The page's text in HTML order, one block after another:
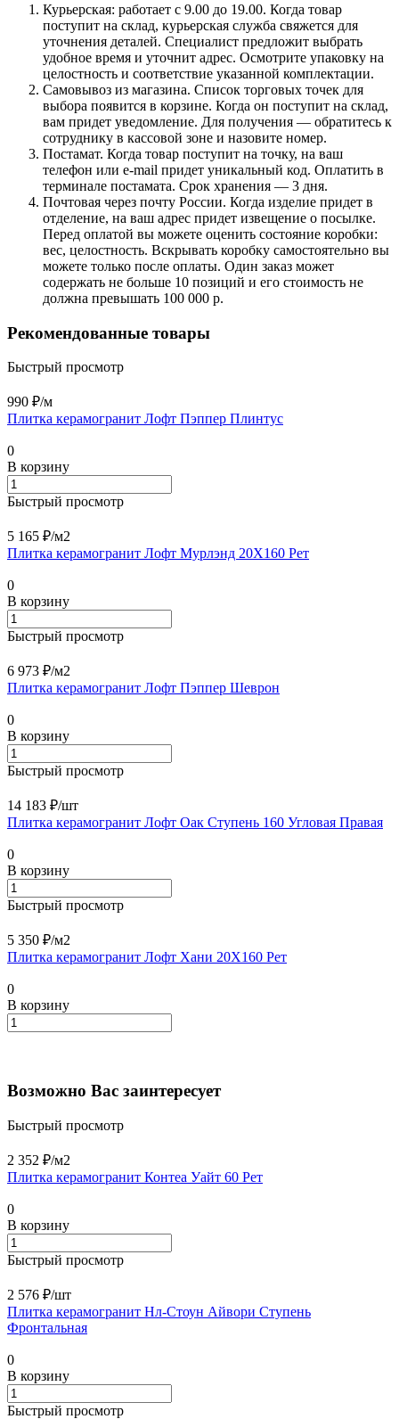
Курьерская: работает с 9.00 до 19.00. Когда товар
поступит на склад, курьерская служба свяжется для
уточнения деталей. Специалист предложит выбрать
удобное время и уточнит адрес. Осмотрите упаковку на
целостность и соответствие указанной комплектации.
Самовывоз из магазина. Список торговых точек для
выбора появится в корзине. Когда он поступит на склад,
вам придет уведомление. Для получения — обратитесь к
сотруднику в кассовой зоне и назовите номер.
Постамат. Когда товар поступит на точку, на ваш
телефон или e-mail придет уникальный код. Оплатить в
терминале постамата. Срок хранения — 3 дня.
Почтовая через почту России. Когда изделие придет в
отделение, на ваш адрес придет извещение о посылке.
Перед оплатой вы можете оценить состояние коробки:
вес, целостность. Вскрывать коробку самостоятельно вы
можете только после оплаты. Один заказ может
содержать не больше 10 позиций и его стоимость не
должна превышать 100 000 р.
Рекомендованные товары
Быстрый просмотр
990 ₽/м
Плитка керамогранит Лофт Пэппер Плинтус
0
В корзину
Быстрый просмотр
5 165 ₽/м2
Плитка керамогранит Лофт Мурлэнд 20X160 Рет
0
В корзину
Быстрый просмотр
6 973 ₽/м2
Плитка керамогранит Лофт Пэппер Шеврон
0
В корзину
Быстрый просмотр
14 183 ₽/шт
Плитка керамогранит Лофт Оак Ступень 160 Угловая Правая
0
В корзину
Быстрый просмотр
5 350 ₽/м2
Плитка керамогранит Лофт Хани 20X160 Рет
0
В корзину
Возможно Вас заинтересует
Быстрый просмотр
2 352 ₽/м2
Плитка керамогранит Контеа Уайт 60 Рет
0
В корзину
Быстрый просмотр
2 576 ₽/шт
Плитка керамогранит Нл-Стоун Айвори Ступень
Фронтальная
0
В корзину
Быстрый просмотр